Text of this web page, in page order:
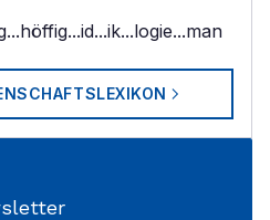
...höffig...id...ik...logie...man